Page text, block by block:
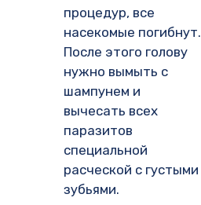
процедур, все
насекомые погибнут.
После этого голову
нужно вымыть с
шампунем и
вычесать всех
паразитов
специальной
расческой с густыми
зубьями.